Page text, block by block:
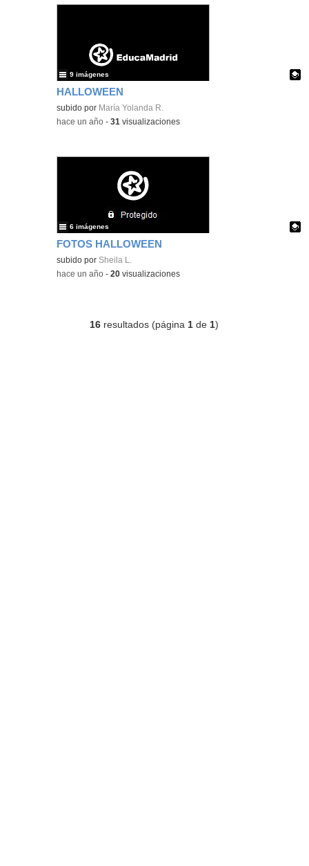
HALLOWEEN
Contenido educativo.
subido por María Yolanda R.
9 imágenes
-hace un año -31 visualizaciones
FOTOS HALLOWEEN
Contenido educativo.
subido por Sheila L.
6 imágenes
-hace un año -20 visualizaciones
16 resultados (página 1 de 1)